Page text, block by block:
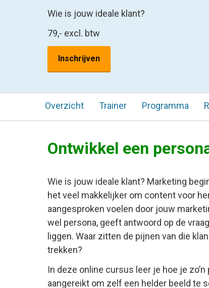
Wie is jouw ideale klant?
79,- excl. btw
Inschrijven
Overzicht Trainer Programma
Ontwikkel een
Wie is jouw ideale klant? Marketing
het veel makkelijker om content voor
aangesproken voelen door jouw
wel persona, geeft antwoord op de
liggen. Waar zitten de pijnen van die
trekken?
In deze online cursus leer je hoe je
aangereikt om zelf een helder beeld te